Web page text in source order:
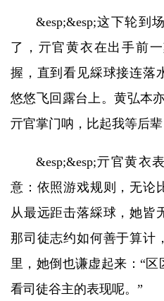
&esp;&esp;这下轮到
了，亓官黄衣在出手前
握，直到看见綵球接连落
悠悠飞回露台上。黄弘本
亓官掌门呐，比起我等后
&esp;&esp;亓官黄衣
意：依照游戏规则，无论
从最远距击落綵球，她皆
那司徒志约如何善于算计
里，她倒也谦虚起来：“
看司徒谷主的表现呢。”